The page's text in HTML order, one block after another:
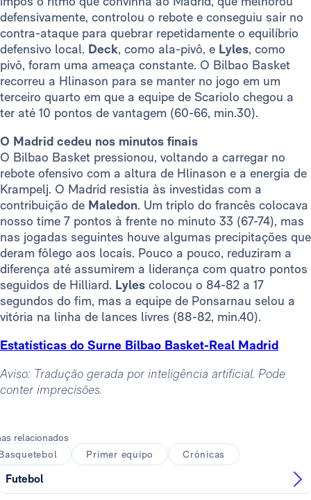
defensivamente, controlou o rebote e conseguiu sair no
contra-ataque para quebrar repetidamente o equilíbrio
defensivo local. Deck, como ala-pivô, e Lyles, como
pivô, foram uma ameaça constante. O Bilbao Basket
recorreu a Hlinason para se manter no jogo em um
terceiro quarto em que a equipe de Scariolo chegou a
ter até 10 pontos de vantagem (60-66, min.30).
O Madrid cedeu nos minutos finais
O Bilbao Basket pressionou, voltando a carregar no
rebote ofensivo com a altura de Hlinason e a energia de
Krampelj. O Madrid resistia às investidas com a
contribuição de Maledon. Um triplo do francês colocava
nosso time 7 pontos à frente no minuto 33 (67-74), mas
nas jogadas seguintes houve algumas precipitações que
deram fôlego aos locais. Pouco a pouco, reduziram a
diferença até assumirem a liderança com quatro pontos
seguidos de Hilliard. Lyles colocou o 84-82 a 17
segundos do fim, mas a equipe de Ponsarnau selou a
vitória na linha de lances livres (88-82, min.40).
Estatísticas do Surne Bilbao Basket-Real Madrid
Aviso: Tradução gerada por inteligência artificial. Pode
conter imprecisões.
relacionados
Primer equipo Crónicas
Futebol